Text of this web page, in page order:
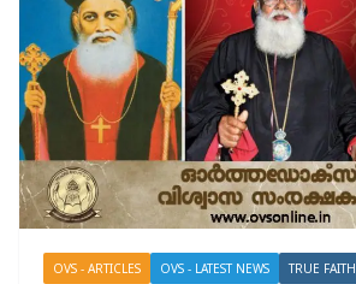
OVS - ARTICLES OVS - LATEST NEWS TRUE FAITH